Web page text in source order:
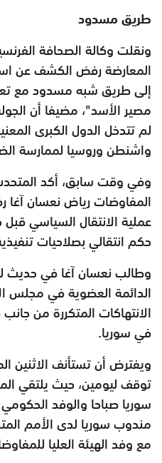
طريق مسدود
ونقلت وكالة الصحافة
المعارضة رفض الكشف عن
إلى طريق شبه مسدود مع
مصير الأسد"، مضيفا أن
لم تتدخل الدول الكبرى
واشنطن وروسيا لممارسة
وفي وقت سابق، أكد
المفاوضات رياض نعسان
عملية الانتقال السياسي
حكم انتقالي بصلاحيات
وطالب نعسان آغا في حديث
الدائمة العضوية في مجلس
الانتهاكات المتكررة من
في سوريا.
ويفترض أن تستأنف الاثنين
توقف ليومين، حيث يلتقي
سوريا صباحا والوفد
مندوب سوريا لدى الأمم
مع وفد الهيئة العليا